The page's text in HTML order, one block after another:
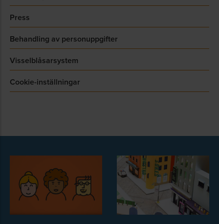
Hösten 2023 – strategi och styrning
Träff 1: Uppstart och introduktion
Introduktion av program, deltagare och
arbetsgrupper
Värdekedjan
Förberedelse inför intressentdialog
Styrning och strategi enligt direktivets
krav:
Övergripande standarder (ESRS1
Press
Behandling av personuppgifter
Visselblåsarsystem
Cookie-inställningar